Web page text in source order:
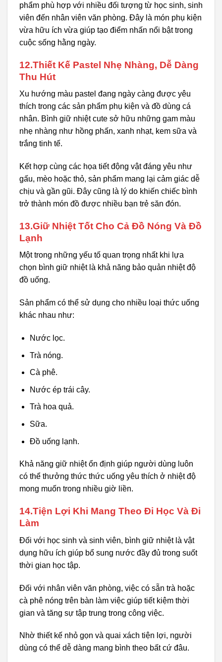
phẩm phù hợp với nhiều đối tượng từ học sinh, sinh
viên đến nhân viên văn phòng. Đây là món phụ kiện
vừa hữu ích vừa giúp tạo điểm nhấn nổi bật trong
cuộc sống hằng ngày.
12.Thiết Kế Pastel Nhẹ Nhàng, Dễ Dàng
Thu Hút
Xu hướng màu pastel đang ngày càng được yêu
thích trong các sản phẩm phụ kiện và đồ dùng cá
nhân. Bình giữ nhiệt cute sở hữu những gam màu
nhẹ nhàng như hồng phấn, xanh nhạt, kem sữa và
trắng tinh tế.
Kết hợp cùng các họa tiết động vật đáng yêu như
gấu, mèo hoặc thỏ, sản phẩm mang lại cảm giác dễ
chịu và gần gũi. Đây cũng là lý do khiến chiếc bình
trở thành món đồ được nhiều bạn trẻ săn đón.
13.Giữ Nhiệt Tốt Cho Cả Đồ Nóng Và Đồ
Lạnh
Một trong những yếu tố quan trọng nhất khi lựa
chọn bình giữ nhiệt là khả năng bảo quản nhiệt độ
đồ uống.
Sản phẩm có thể sử dụng cho nhiều loại thức uống
khác nhau như:
Nước lọc.
Trà nóng.
Cà phê.
Nước ép trái cây.
Trà hoa quả.
Sữa.
Đồ uống lạnh.
Khả năng giữ nhiệt ổn định giúp người dùng luôn
có thể thưởng thức thức uống yêu thích ở nhiệt độ
mong muốn trong nhiều giờ liền.
14.Tiện Lợi Khi Mang Theo Đi Học Và Đi
Làm
Đối với học sinh và sinh viên, bình giữ nhiệt là vật
dụng hữu ích giúp bổ sung nước đầy đủ trong suốt
thời gian học tập.
Đối với nhân viên văn phòng, việc có sẵn trà hoặc
cà phê nóng trên bàn làm việc giúp tiết kiệm thời
gian và tăng sự tập trung trong công việc.
Nhờ thiết kế nhỏ gọn và quai xách tiện lợi, người
dùng có thể dễ dàng mang bình theo bất cứ đâu.